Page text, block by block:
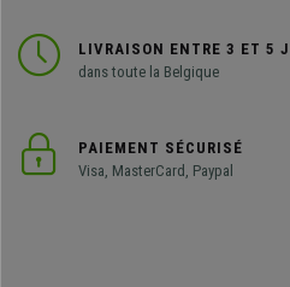
LIVRAISON ENTRE 3 ET 5
dans toute la Belgique
PAIEMENT SÉCURISÉ
Visa, MasterCard, Paypal